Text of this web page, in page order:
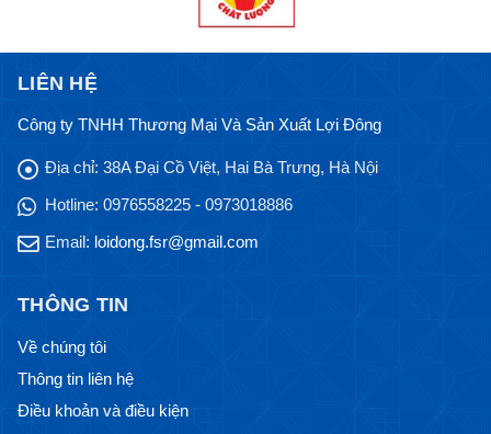
LIÊN HỆ
Công ty TNHH Thương Mại Và Sản Xuất Lợi Đông
Địa chỉ: 38A Đại Cồ Việt, Hai Bà Trưng, Hà Nội
Hotline: 0976558225 - 0973018886
Email: loidong.fsr@gmail.com
THÔNG TIN
Về chúng tôi
Thông tin liên hệ
Điều khoản và điều kiện